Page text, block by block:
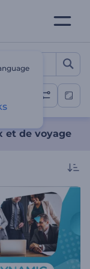
et de voyage